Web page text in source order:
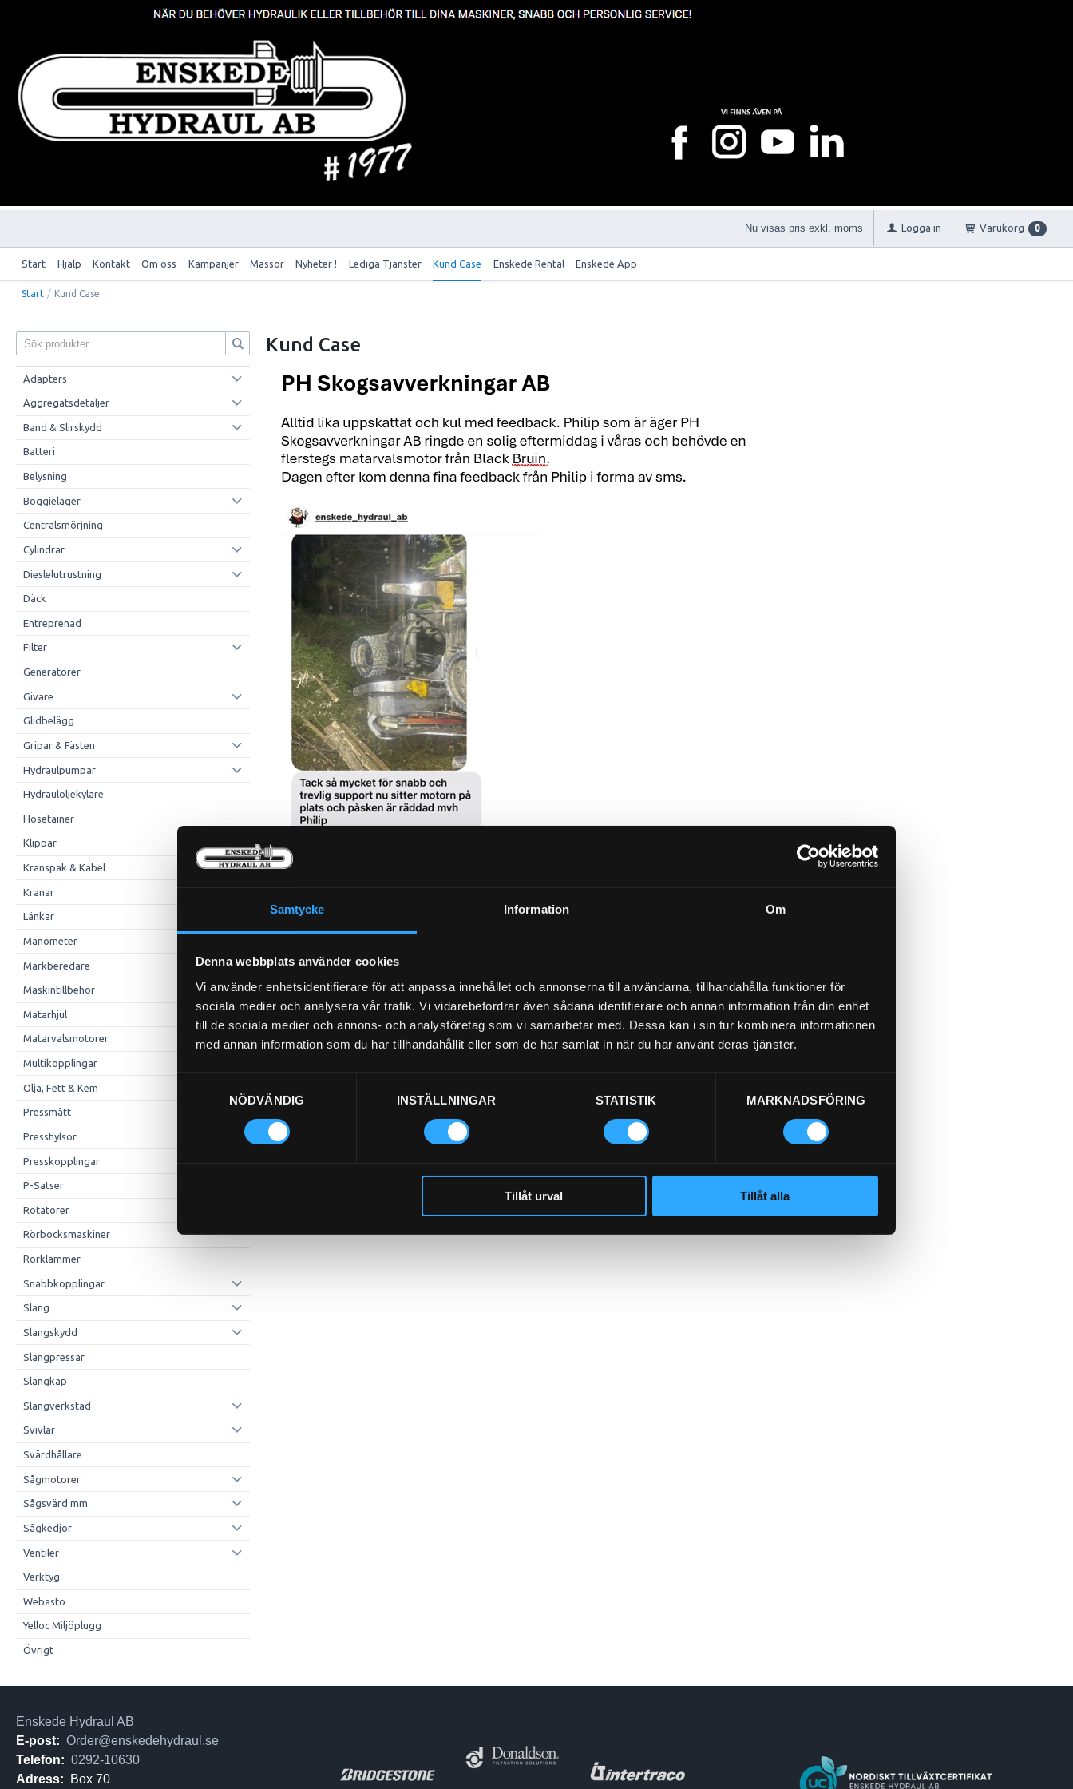
Samtycke Information Om
Denna webbplats använder cookies
Vi använder enhetsidentifierare för att anpassa innehållet och annonserna till användarna, tillhandahålla funktioner för
sociala medier och analysera vår trafik. Vi vidarebefordrar även sådana identifierare och annan information från din enhet
till de sociala medier och annons- och analysföretag som vi samarbetar med. Dessa kan i sin tur kombinera informationen
med annan information som du har tillhandahållit eller som de har samlat in när du har använt deras tjänster.
NÖDVÄNDIG
INSTÄLLNINGAR STATISTIK MARKNADSFÖRING
Tillåt urval Tillåt alla
Nu visas pris exkl. moms Logga in Varukorg 0
Start Hjälp Kontakt Om oss Kampanjer Mässor Nyheter ! Lediga Tjänster Kund Case Enskede Rental Enskede App
Start / Kund Case
Adapters
Aggregatsdetaljer
Band & Slirskydd
Batteri
Belysning
Boggielager
Centralsmörjning
Cylindrar
Dieslelutrustning
Däck
Entreprenad
Filter
Generatorer
Givare
Glidbelägg
Gripar & Fästen
Hydraulpumpar
Hydrauloljekylare
Hosetainer
Klippar
Kranspak & Kabel
Kranar
Länkar
Manometer
Markberedare
Maskintillbehör
Matarhjul
Matarvalsmotorer
Multikopplingar
Olja, Fett & Kem
Pressmått
Presshylsor
Presskopplingar
P-Satser
Rotatorer
Rörbocksmaskiner
Rörklammer
Snabbkopplingar
Slang
Slangskydd
Slangpressar
Slangkap
Slangverkstad
Svivlar
Svärdhållare
Sågmotorer
Sågsvärd mm
Sågkedjor
Ventiler
Verktyg
Webasto
Yelloc Miljöplugg
Övrigt
Kund Case
Enskede Hydraul AB
E-post: Order@enskedehydraul.se
Telefon: 0292-10630
Adress:
Box 70